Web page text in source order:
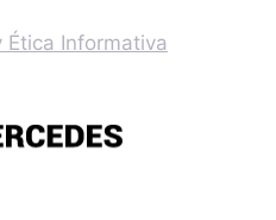
Informativa